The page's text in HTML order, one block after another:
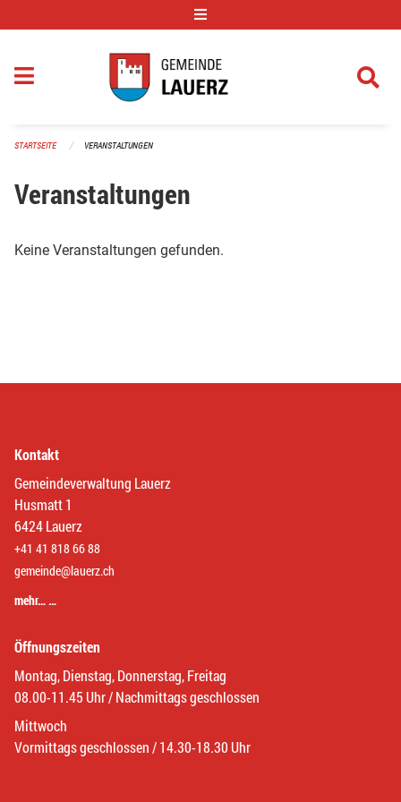
STARTSEITE VERANSTALTUNGEN
Veranstaltungen
Keine Veranstaltungen gefunden.
Kontakt
Gemeindeverwaltung Lauerz
Husmatt 1
6424 Lauerz
+41 41 818 66 88
gemeinde@lauerz.ch
mehr… …
Öffnungszeiten
Montag, Dienstag, Donnerstag, Freitag
08.00-11.45 Uhr / Nachmittags geschlossen
Mittwoch
Vormittags geschlossen / 14.30-18.30 Uhr